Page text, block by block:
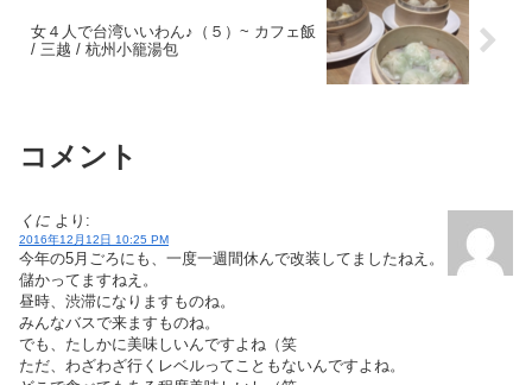
女４人で台湾いいわん♪（５）~ カフェ飯
/ 三越 / 杭州小籠湯包
コメント
くに より:
2016年12月12日 10:25 PM
今年の5月ごろにも、一度一週間休んで改装してましたねえ。
儲かってますねえ。
昼時、渋滞になりますものね。
みんなバスで来ますものね。
でも、たしかに美味しいんですよね（笑
ただ、わざわざ行くレベルってこともないんですよね。